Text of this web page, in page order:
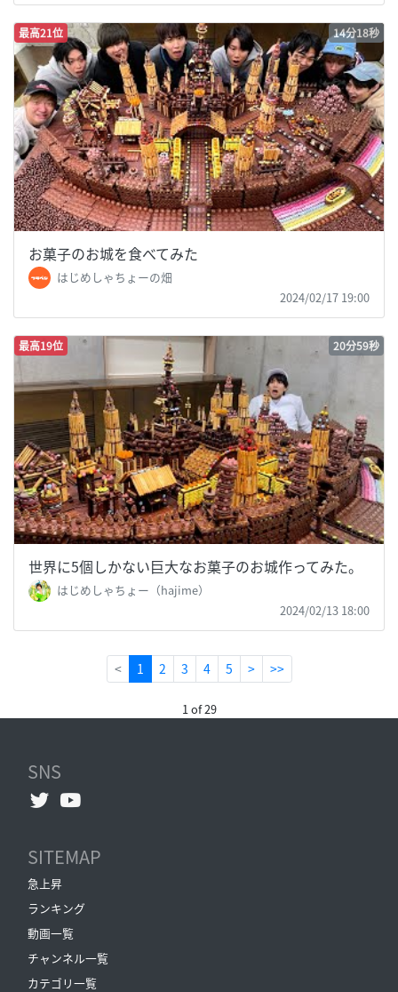
最高21位 14分18秒
お菓子のお城を食べてみた
はじめしゃちょーの畑
2024/02/17 19:00
最高19位 20分59秒
世界に5個しかない巨大なお菓子のお城作ってみた。
はじめしゃちょー（hajime）
2024/02/13 18:00
< 1 (current)
2 3 4 5 > >>
1 of 29
SNS
SITEMAP
急上昇
ランキング
動画一覧
チャンネル一覧
カテゴリ一覧